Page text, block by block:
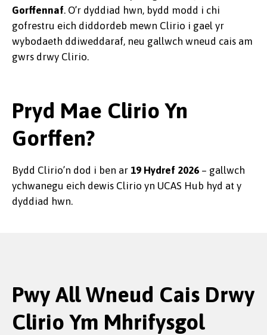
Gorffennaf. O’r dyddiad hwn, bydd modd i chi
gofrestru eich diddordeb mewn Clirio i gael yr
wybodaeth ddiweddaraf, neu gallwch wneud cais am
gwrs drwy Clirio.
Pryd Mae Clirio Yn
Gorffen?
Bydd Clirio’n dod i ben ar 19 Hydref 2026 – gallwch
ychwanegu eich dewis Clirio yn UCAS Hub hyd at y
dyddiad hwn.
Pwy All Wneud Cais Drwy
Clirio Ym Mhrifysgol